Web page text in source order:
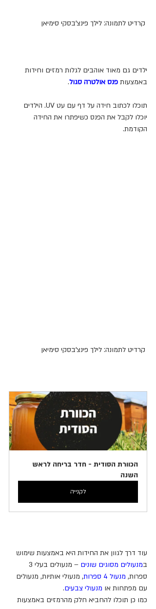
ילדים גם מאוד אוהבים לגלות רמזים וחידות
באמצעות פנס אולטרה סגול.
תוכלו לכתוב חידה על דף עם עט UV. הילדים
יוכלו לקבל את הפנס כשיפתרו את החידה
הקודמת.
הכוורת הסודית - חדר בריחה לראש
השנה
לקנייה
עוד דרך לגוון את החידות היא באמצעות שימוש
במנעולים מסוגים שונים
ספרות, מנעול 4 ספרות
, מנעולי אותיות, מנעולים
עם מפתחות או מנעולי צבעים.
כמו כן תוכלו להחביא חלק מהרמזים באמצעות